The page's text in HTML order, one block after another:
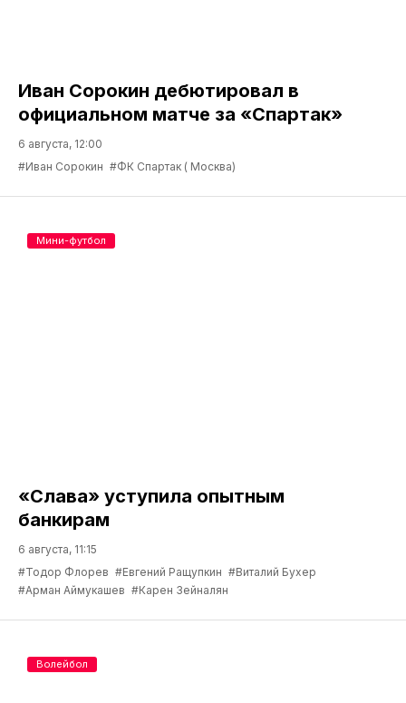
Иван Сорокин дебютировал в
официальном матче за «Спартак»
6 августа, 12:00
#Иван Сорокин #ФК Спартак ( Москва)
«Слава» уступила опытным
банкирам
6 августа, 11:15
#Тодор Флорев #Евгений Ращупкин #Виталий Бухер
#Арман Аймукашев #Карен Зейналян
Мини-футбол
Волейбол